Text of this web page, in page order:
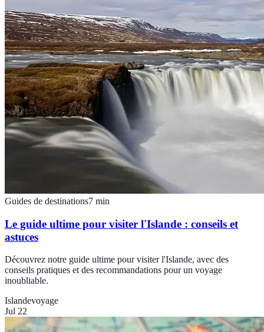
Guides de destinations7 min
Le guide ultime pour visiter l'Islande : conseils et
astuces
Découvrez notre guide ultime pour visiter l'Islande, avec des
conseils pratiques et des recommandations pour un voyage
inoubliable.
Islandevoyage
Jul 22